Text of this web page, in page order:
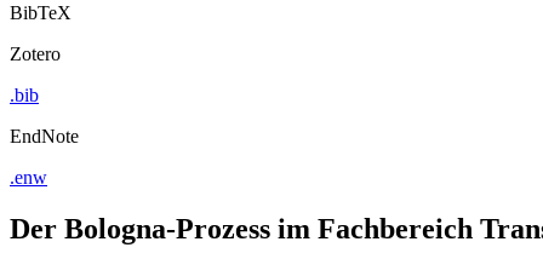
BibTeX
Zotero
.bib
EndNote
.enw
Der Bologna-Prozess im Fachbereich